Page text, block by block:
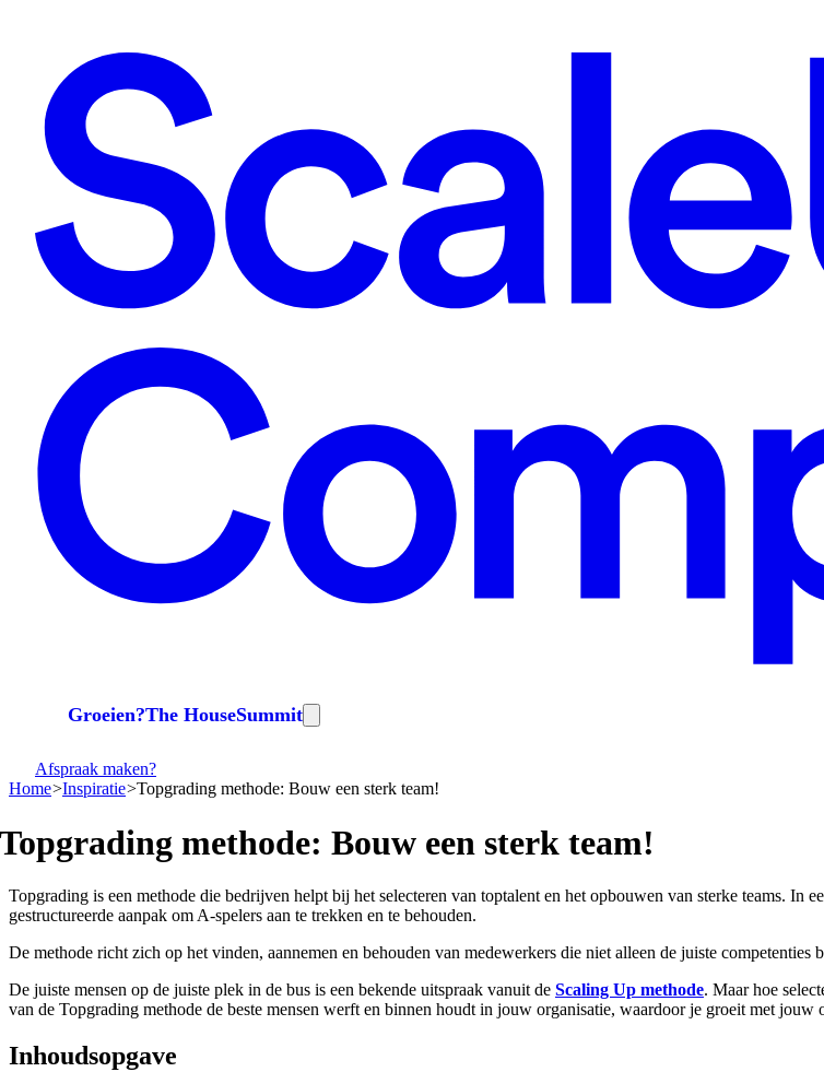
Groeien?The HouseSummit
Afspraak maken?
Home Inspiratie Topgrading methode: Bouw een sterk team!
methode: Bouw een sterk team!
Topgrading is een methode die bedrijven helpt bij het selecteren van toptalent en het opbouwen van sterke teams. In
gestructureerde aanpak om A-spelers aan te trekken en te behouden.
De methode richt zich op het vinden, aannemen en behouden van medewerkers die niet alleen de juiste
De juiste mensen op de juiste plek in de bus is een bekende uitspraak vanuit de Scaling Up methode. Maar hoe
van de Topgrading methode de beste mensen werft en binnen houdt in jouw organisatie, waardoor je groeit met jouw
Inhoudsopgave